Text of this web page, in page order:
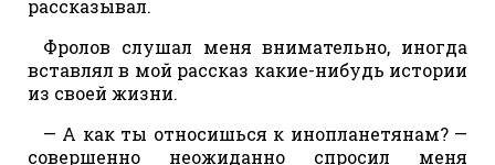
рассказывал.
Фролов слушал меня внимательно, иногда
вставлял в мой рассказ какие-нибудь истории
из своей жизни.
— А как ты относишься к инопланетянам? —
совершенно неожиданно спросил меня